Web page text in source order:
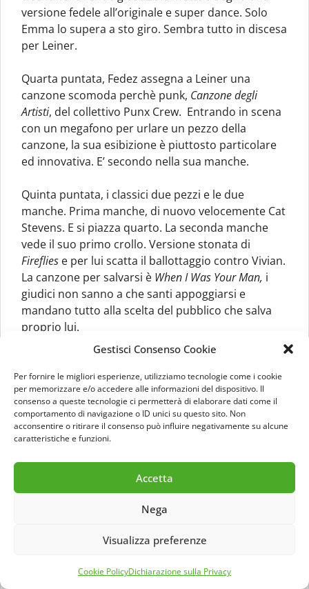
Gestisci Consenso Cookie
Per fornire le migliori esperienze, utilizziamo tecnologie come i cookie
per memorizzare e/o accedere alle informazioni del dispositivo. Il
consenso a queste tecnologie ci permetterà di elaborare dati come il
comportamento di navigazione o ID unici su questo sito. Non
acconsentire o ritirare il consenso può influire negativamente su alcune
caratteristiche e funzioni.
Accetta
Nega
Visualizza preferenze
Cookie PolicyDichiarazione sulla Privacy
versione fedele all’originale e super dance. Solo
Emma lo supera a sto giro. Sembra tutto in discesa
per Leiner.
Quarta puntata, Fedez assegna a Leiner una
canzone scomoda perchè punk, Canzone degli
Artisti, del collettivo Punx Crew. Entrando in scena
con un megafono per urlare un pezzo della
canzone, la sua esibizione è piuttosto particolare
ed innovativa. E’ secondo nella sua manche.
Quinta puntata, i classici due pezzi e le due
manche. Prima manche, di nuovo velocemente Cat
Stevens. E si piazza quarto. La seconda manche
vede il suo primo crollo. Versione stonata di
Fireflies e per lui scatta il ballottaggio contro Vivian.
La canzone per salvarsi è When I Was Your Man, i
giudici non sanno a che santi appoggiarsi e
mandano tutto alla scelta del pubblico che salva
proprio lui.
dove si decidono molte cose.idi Kendrick Lamar è
una canzone nuova e rischiosa. Leiner però la
esegue al massimo delle sue capacità ed è terzo.
Successivamente esegue una canzone di un nero
soul come lui, tal Stevie Wonder.
Sunshine Of My Lifeè l’ultimo asso giocato da Fedez
per portarlo nella semifinale. E funziona. Terzo e
via all’inedito.
incommentabile. Non salvo proprio nulla. Una
talentuoso che infatti gli fa imboccare la porta